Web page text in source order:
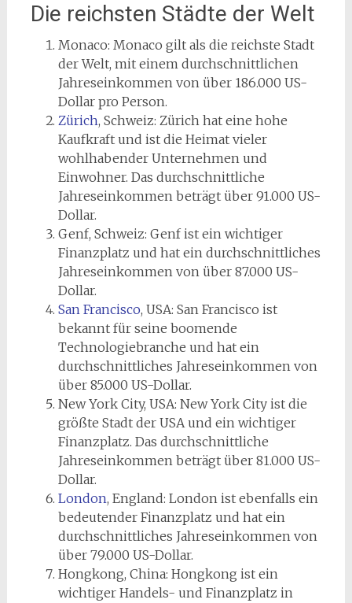
Die reichsten Städte der Welt
Monaco: Monaco gilt als die reichste Stadt
der Welt, mit einem durchschnittlichen
Jahreseinkommen von über 186.000 US-
Dollar pro Person.
Zürich, Schweiz: Zürich hat eine hohe
Kaufkraft und ist die Heimat vieler
wohlhabender Unternehmen und
Einwohner. Das durchschnittliche
Jahreseinkommen beträgt über 91.000 US-
Dollar.
Genf, Schweiz: Genf ist ein wichtiger
Finanzplatz und hat ein durchschnittliches
Jahreseinkommen von über 87.000 US-
Dollar.
San Francisco, USA: San Francisco ist
bekannt für seine boomende
Technologiebranche und hat ein
durchschnittliches Jahreseinkommen von
über 85.000 US-Dollar.
New York City, USA: New York City ist die
größte Stadt der USA und ein wichtiger
Finanzplatz. Das durchschnittliche
Jahreseinkommen beträgt über 81.000 US-
Dollar.
London, England: London ist ebenfalls ein
bedeutender Finanzplatz und hat ein
durchschnittliches Jahreseinkommen von
über 79.000 US-Dollar.
Hongkong, China: Hongkong ist ein
wichtiger Handels- und Finanzplatz in